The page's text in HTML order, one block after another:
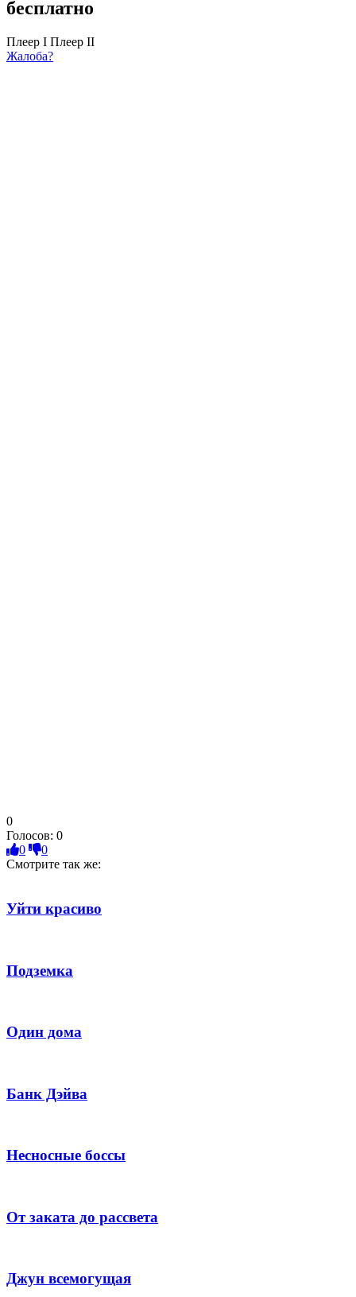
бесплатно
Плеер I Плеер II
Жалоба?
0
Голосов: 0
0
0
Смотрите так же:
Уйти красиво
Подземка
Один дома
Банк Дэйва
Несносные боссы
От заката до рассвета
Джун всемогущая